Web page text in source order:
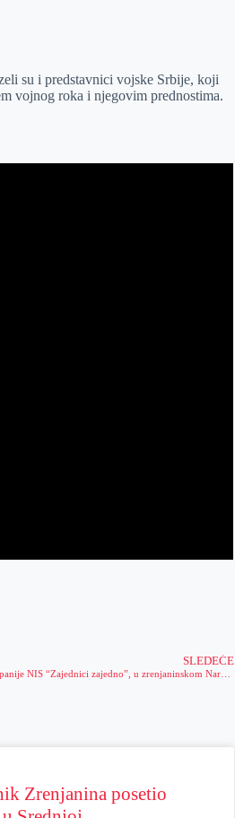
su i predstavnici vojske Srbije, koji
vojnog roka i njegovim prednostima.
SLEDEĆE
Zahvaljujući programu kompanije NIS “Zajednici zajedno”, u zrenjaninskom Narodnom muzeju stara rasveta zamenjena energetski efikasnim LED osvetljenjem
Zrenjanina posetio